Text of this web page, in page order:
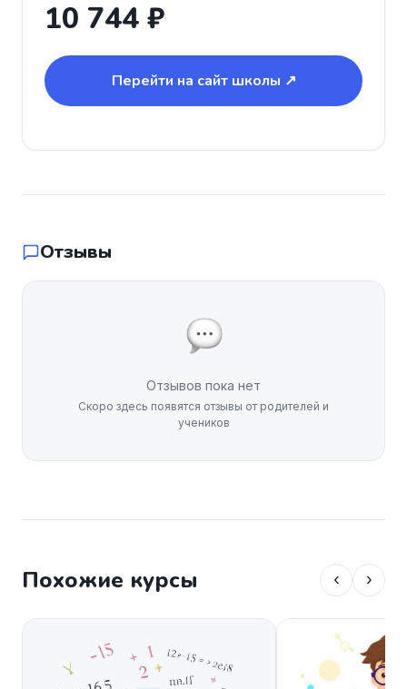
10 744 ₽
Перейти на сайт школы ↗
Отзывы
Отзывов пока нет
Скоро здесь появятся отзывы от родителей и
учеников
Похожие курсы ‹ ›